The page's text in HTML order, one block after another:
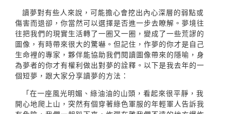
讀夢對有些人來說，可能擔心會挖出內心深層的弱點或
傷害而退卻，你當然可以選擇是否進一步去瞭解。夢境往
往把我們的現實生活轉了一圈又一圈，變成了一些荒謬的
圖像，有時帶來很大的驚嚇。但記住，作夢的你才是自己
生命裡的專家，夥伴能協助我們閱讀圖像帶來的隱喻，身
為夢者的你才有權利做出對夢的詮釋。以下是我去年的一
個短夢，跟大家分享讀夢的方法：
「在一座風光明媚、綠油油的山頭，看起來很平靜，我
開心地爬上山，突然有個穿著綠色軍服的年輕軍人告訴我